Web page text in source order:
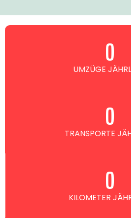
UMZÜGE0
TRANSPORTE
0
KILOMETER
0